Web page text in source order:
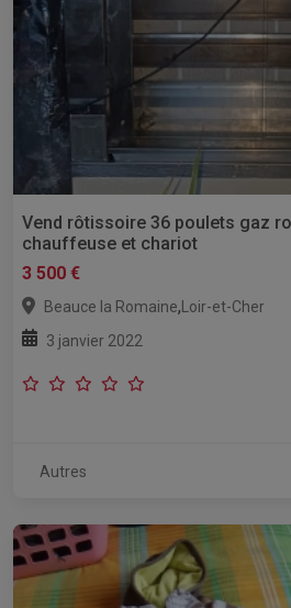
Vend rôtissoire 36 poulets gaz
chauffeuse et chariot
3 500 €
Beauce la Romaine, Loir-et-Cher
3 janvier 2022
Autres